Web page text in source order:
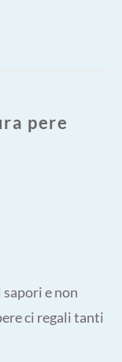
pere
e non
ci regali tanti